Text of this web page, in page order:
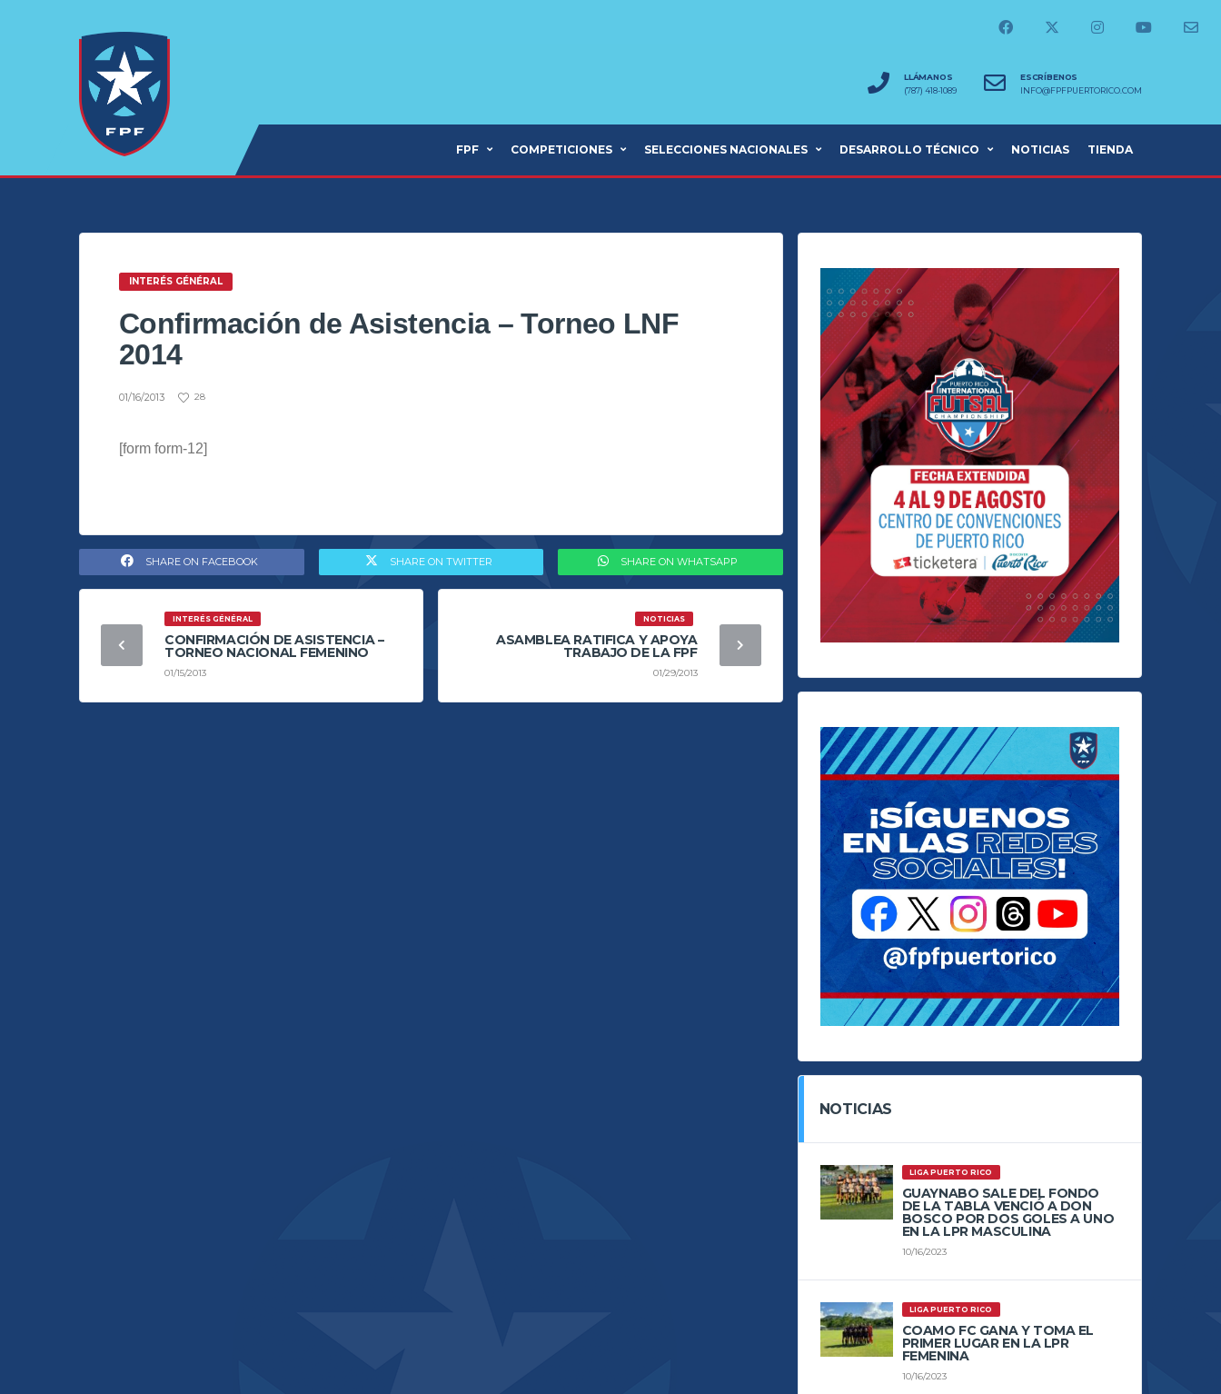
LLÁMANOS
(787) 418-1089
ESCRÍBENOS
INFO@FPFPUERTORICO.COM
FPF COMPETICIONES SELECCIONES NACIONALES DESARROLLO TÉCNICO NOTICIAS TIENDA
INTERÉS GÉNÉRAL
Confirmación de Asistencia – Torneo LNF
2014
01/16/2013 28
[form form-12]
SHARE ON FACEBOOK SHARE ON TWITTER SHARE ON WHATSAPP
INTERÉS GÉNÉRAL
CONFIRMACIÓN DE ASISTENCIA –
TORNEO NACIONAL FEMENINO
01/15/2013
NOTICIAS
ASAMBLEA RATIFICA Y APOYA
TRABAJO DE LA FPF
01/29/2013
NOTICIAS
LIGA PUERTO RICO
GUAYNABO SALE DEL FONDO
DE LA TABLA VENCIÓ A DON
BOSCO POR DOS GOLES A UNO
EN LA LPR MASCULINA
10/16/2023
LIGA PUERTO RICO
COAMO FC GANA Y TOMA EL
PRIMER LUGAR EN LA LPR
FEMENINA
10/16/2023